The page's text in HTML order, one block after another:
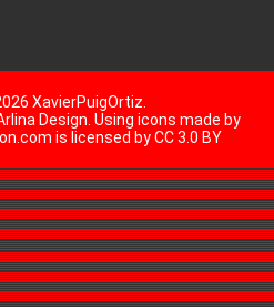
XavierPuigOrtiz.
Design. Using icons made by
is licensed byCC 3.0 BY